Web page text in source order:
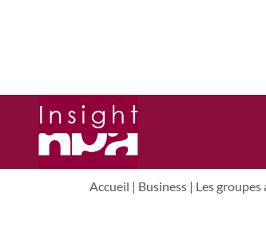
Accueil | Business | Les